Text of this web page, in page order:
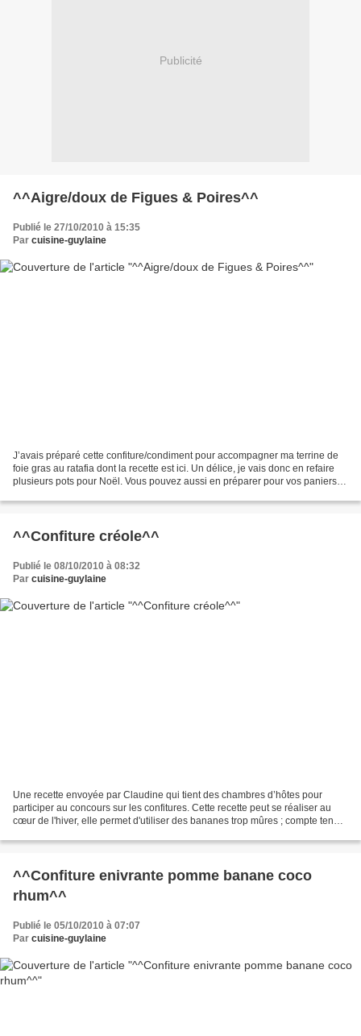
Publicité
^^Aigre/doux de Figues & Poires^^
Publié le 27/10/2010 à 15:35
Par cuisine-guylaine
J’avais préparé cette confiture/condiment pour accompagner ma terrine de
foie gras au ratafia dont la recette est ici. Un délice, je vais donc en refaire
plusieurs pots pour Noël. Vous pouvez aussi en préparer pour vos paniers
^^Confiture créole^^
Publié le 08/10/2010 à 08:32
Par cuisine-guylaine
Une recette envoyée par Claudine qui tient des chambres d’hôtes pour
participer au concours sur les confitures. Cette recette peut se réaliser au
cœur de l'hiver, elle permet d'utiliser des bananes trop mûres ; compte tenu
^^Confiture enivrante pomme banane coco
rhum^^
Publié le 05/10/2010 à 07:07
Par cuisine-guylaine